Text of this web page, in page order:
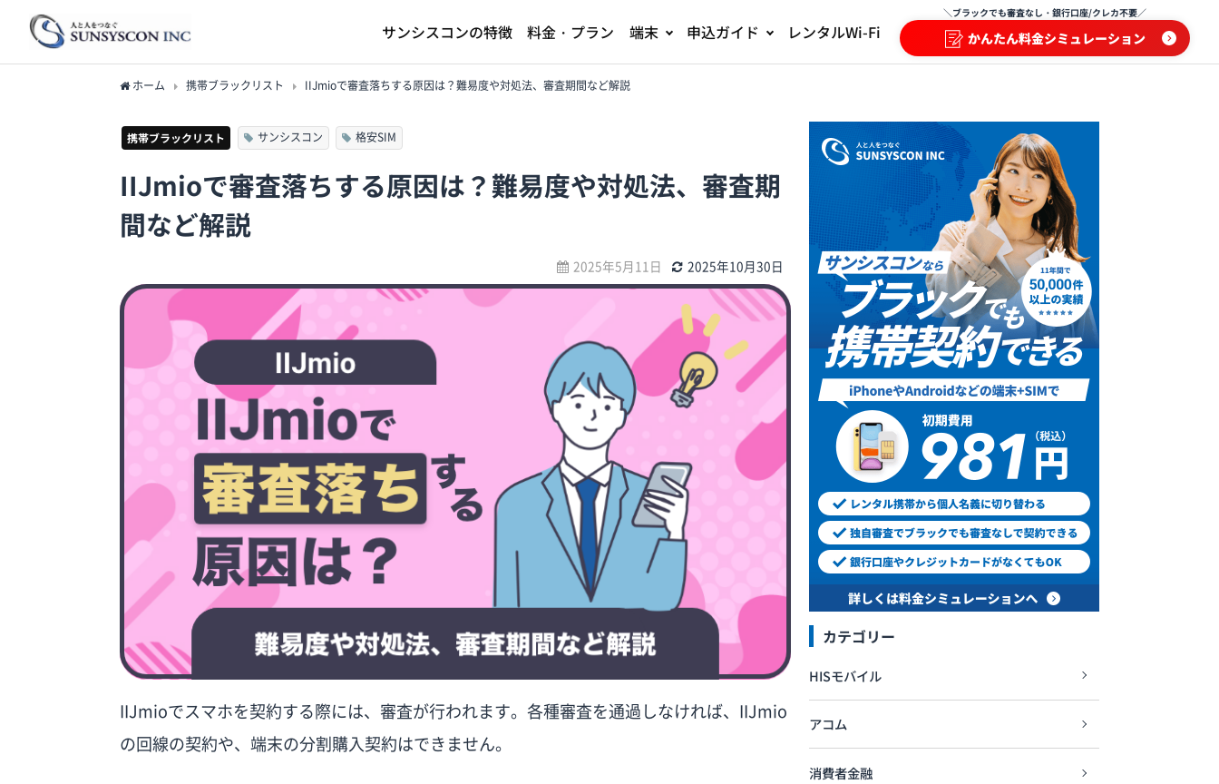
サンシスコンの特徴 料金・プラン 端末 申込ガイド レンタルWi-Fi
＼ブラックでも審査なし・銀行口座/クレカ不要／
かんたん料金シミュレーション
ホーム 携帯ブラックリスト IIJmioで審査落ちする原因は？難易度や対処法、審査期間など解説
携帯ブラックリスト サンシスコン 格安SIM
IIJmioで審査落ちする原因は？難易度や対処法、審査期
間など解説
2025年5月11日 2025年10月30日
IIJmioでスマホを契約する際には、審査が行われます。各種審査を通過しなければ、IIJmio
の回線の契約や、端末の分割購入契約はできません。
カテゴリー
HISモバイル
アコム
消費者金融